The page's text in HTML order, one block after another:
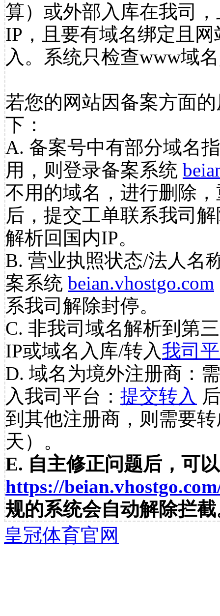
算）或外部入库在我司
IP，且要有域名绑定且
入。系统只检查www域
若您的网站因备案方面
下：
A. 备案号中有部分域名
用，则登录备案系统
不用的域名，进行删除
后，提交工单联系我司
解析回国内IP。
B. 营业执照状态/法人名
案系统 beian.vhostgo.com
系我司解除封停。
C. 非我司域名解析到第
IP或域名入库/转入我司
D. 域名为境外注册商：
入我司平台： 提交转入
到其他注册商，则需要
天）。
E. 自主修正问题后，可
https://
规的系统会自动解除拦
皇冠体育官网